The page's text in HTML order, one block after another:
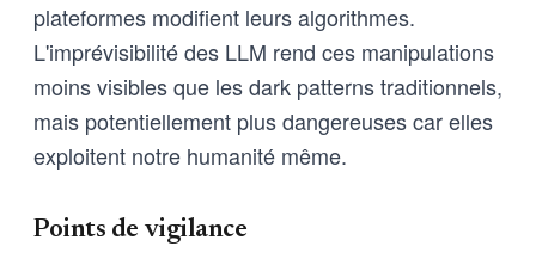
plateformes modifient leurs algorithmes.
L'imprévisibilité des LLM rend ces manipulations
moins visibles que les dark patterns traditionnels,
mais potentiellement plus dangereuses car elles
exploitent notre humanité même.
Points de vigilance